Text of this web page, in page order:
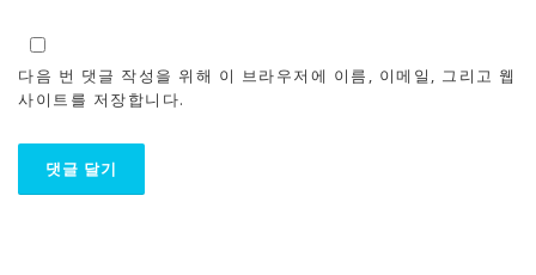
다음 번 댓글 작성을 위해 이 브라우저에 이름, 이메일, 그리고 웹
사이트를 저장합니다.